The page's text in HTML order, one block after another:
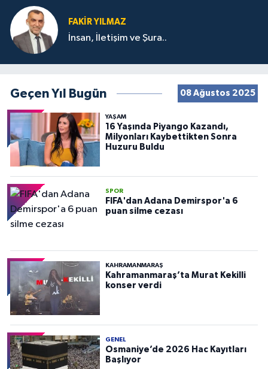
FAKIR YILMAZ
İnsan, İletişim ve Şura..
Geçen Yıl Bugün 08 Ağustos 2025
YAŞAM
16 Yaşında Piyango Kazandı,
Milyonları Kaybettikten Sonra
Huzuru Buldu
SPOR
FIFA'dan Adana Demirspor'a 6
puan silme cezası
KAHRAMANMARAŞ
Kahramanmaraş’ta Murat Kekilli
konser verdi
GENEL
Osmaniye’de 2026 Hac Kayıtları
Başlıyor